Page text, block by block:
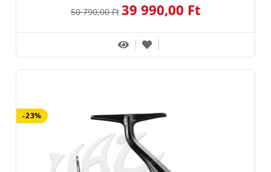
50 790,00 Ft 39 990,00 Ft
-23%